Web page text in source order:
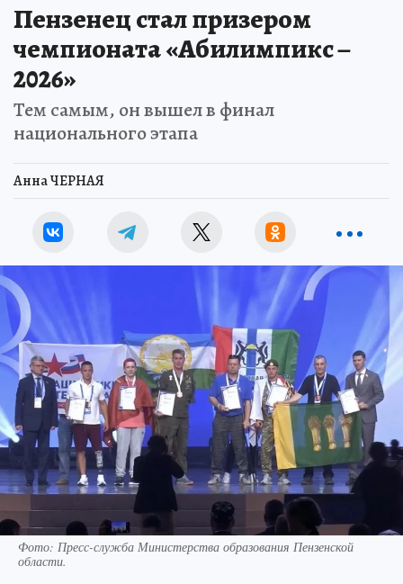
Пензенец стал призером
чемпионата «Абилимпикс –
2026»
Тем самым, он вышел в финал
национального этапа
Анна ЧЕРНАЯ
Фото: Пресс-служба Министерства образования Пензенской
области.